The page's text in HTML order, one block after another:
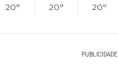
20°
20°
20°
PUBLICIDADE